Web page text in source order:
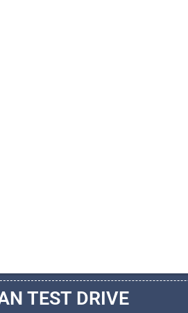
TEST DRIVE